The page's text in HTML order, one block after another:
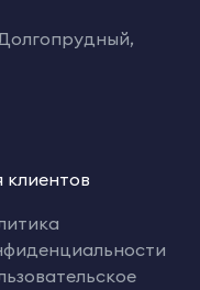
клиентов